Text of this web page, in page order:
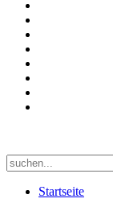
Startseite